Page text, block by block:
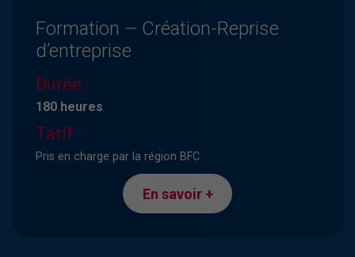
Formation – Création-Reprise
d’entreprise
Durée :
180 heures
Tarif :
Pris en charge par la région BFC
En savoir +